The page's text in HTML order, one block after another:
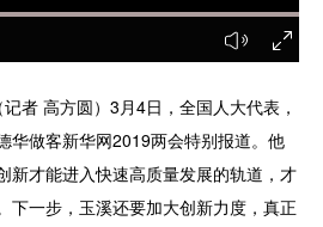
者 高方圆）3月4日，全国人大代表，
华做客新华网2019两会特别报道。他
新才能进入快速高质量发展的轨道，才
下一步，玉溪还要加大创新力度，真正